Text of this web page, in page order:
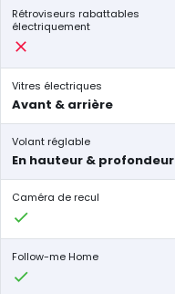
Rétroviseurs rabattables
électriquement
Vitres électriques
Avant & arrière
Volant réglable
En hauteur & profondeur
Caméra de recul
Follow-me Home